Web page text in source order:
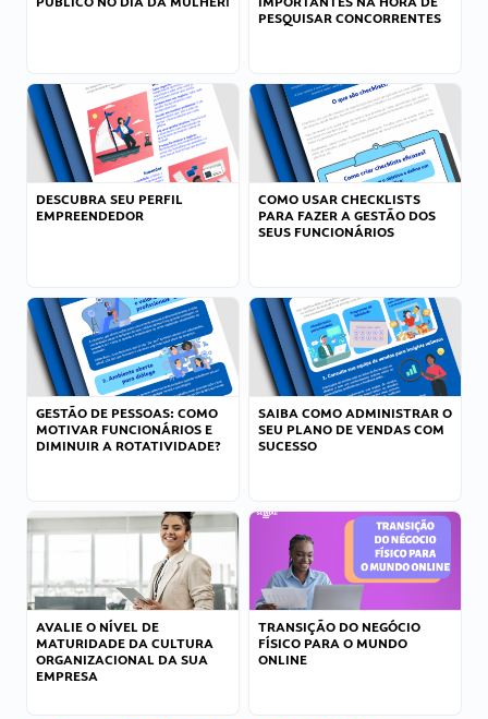
PESQUISAR CONCORRENTES
DESCUBRA SEU PERFIL
EMPREENDEDOR
COMO USAR CHECKLISTS
PARA FAZER A GESTÃO DOS
SEUS FUNCIONÁRIOS
GESTÃO DE PESSOAS: COMO
MOTIVAR FUNCIONÁRIOS E
DIMINUIR A ROTATIVIDADE?
SAIBA COMO ADMINISTRAR O
SEU PLANO DE VENDAS COM
SUCESSO
AVALIE O NÍVEL DE
MATURIDADE DA CULTURA
ORGANIZACIONAL DA SUA
EMPRESA
TRANSIÇÃO DO NEGÓCIO
FÍSICO PARA O MUNDO
ONLINE